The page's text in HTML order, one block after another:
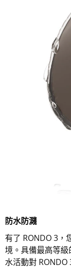
防水防濺
有了 RONDO 3，
境。具備最高等
水活動對